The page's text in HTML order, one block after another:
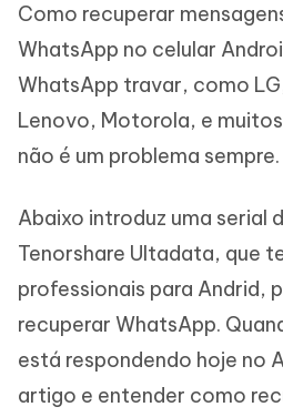
Como recuperar
WhatsApp no celular
WhatsApp travar, como
Lenovo, Motorola, e
não é um problema sempre.
Abaixo introduz uma serial
Tenorshare Ultadata, que
professionais para Andrid,
recuperar WhatsApp.
está respondendo hoje no
artigo e entender como